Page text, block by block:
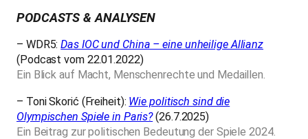
PODCASTS & ANALYSEN
– WDR5: Das IOC und China – eine unheilige Allianz
(Podcast vom 22.01.2022)
Ein Blick auf Macht, Menschenrechte und Medaillen.
– Toni Skorić (Freiheit): Wie politisch sind die
Olympischen Spiele in Paris? (26.7.2025)
Ein Beitrag zur politischen Bedeutung der Spiele 2024.